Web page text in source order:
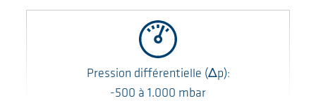
Pression différentielle (Δp):
-500 à 1.000 mbar